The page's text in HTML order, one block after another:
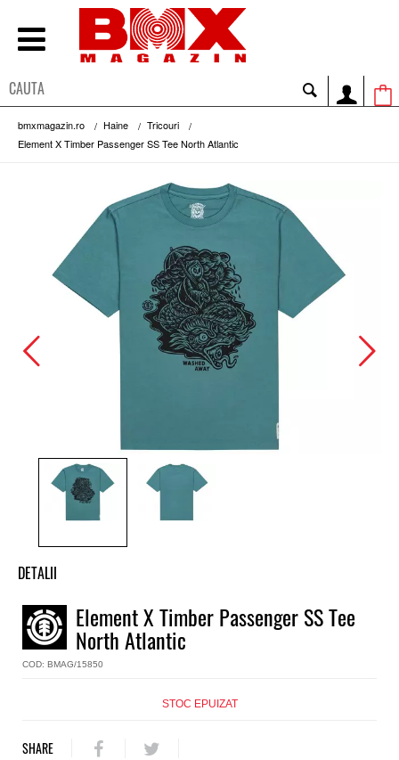
bmxmagazin.ro Haine
Tricouri
Element X Timber Passenger SS Tee North Atlantic
DETALII
Tricou baieti Element
Model
X Timber Passenger SS Tee
Culoare
Regular fit
Element X Timber Passenger SS Tee
North Atlantic
COD: BMAG/15850
STOC EPUIZAT
SHARE